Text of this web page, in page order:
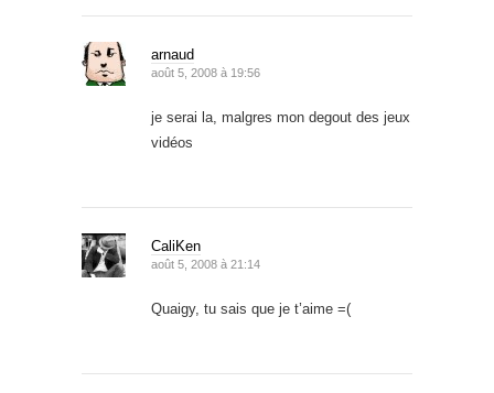
arnaud
août 5, 2008 à 19:56
je serai la, malgres mon degout des jeux
vidéos
CaliKen
août 5, 2008 à 21:14
Quaigy, tu sais que je t’aime =(